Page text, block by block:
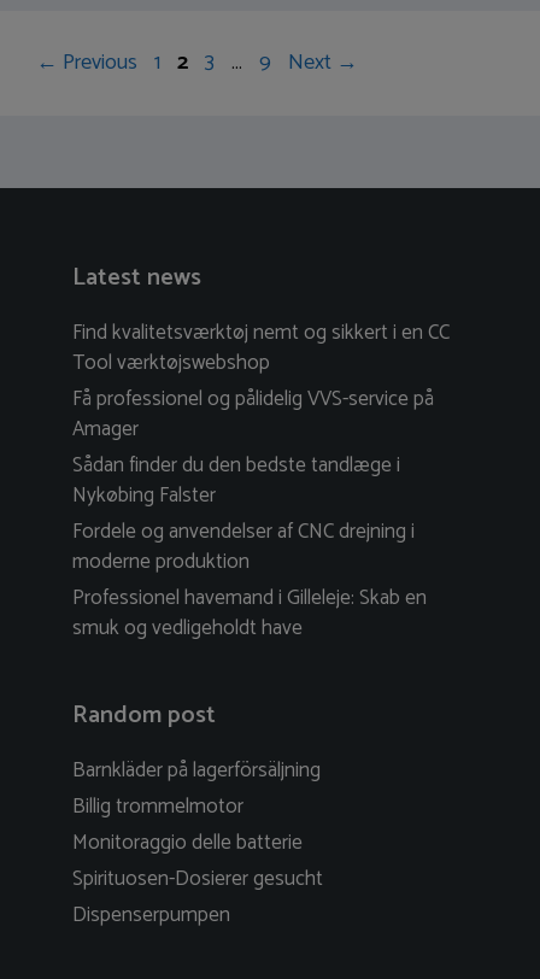
Post
← Previous Page
1 Page
2 Page
3 … Page
9 Next →
Latest news
Find kvalitetsværktøj nemt og sikkert i en CC
Tool værktøjswebshop
Få professionel og pålidelig VVS-service på
Amager
Sådan finder du den bedste tandlæge i
Nykøbing Falster
Fordele og anvendelser af CNC drejning i
moderne produktion
Professionel havemand i Gilleleje: Skab en
smuk og vedligeholdt have
Random post
Barnkläder på lagerförsäljning
Billig trommelmotor
Monitoraggio delle batterie
Spirituosen-Dosierer gesucht
Dispenserpumpen